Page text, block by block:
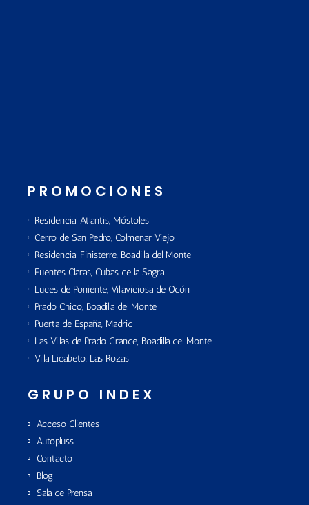
PROMOCIONES
Residencial Atlantis, Móstoles
Cerro de San Pedro, Colmenar Viejo
Residencial Finisterre, Boadilla del Monte
Fuentes Claras, Cubas de la Sagra
Luces de Poniente, Villaviciosa de Odón
Prado Chico, Boadilla del Monte
Puerta de España, Madrid
Las Villas de Prado Grande, Boadilla del Monte
Villa Licabeto, Las Rozas
GRUPO INDEX
Acceso Clientes
Autopluss
Contacto
Blog
Sala de Prensa